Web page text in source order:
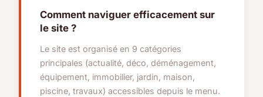
Comment naviguer efficacement sur
le site ?
Le site est organisé en 9 catégories
principales (actualité, déco, déménagement,
équipement, immobilier, jardin, maison,
piscine, travaux) accessibles depuis le menu.